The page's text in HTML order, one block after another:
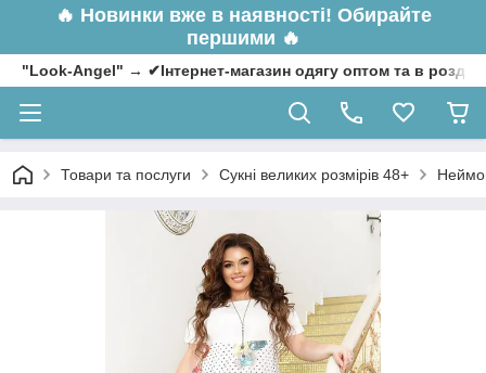
🔥 Новинки вже в наявності! Обирайте
першими 🔥
"Look-Angel" → ✔Інтернет-магазин одягу оптом та в
Товари та послуги Сукні великих розмірів 48+